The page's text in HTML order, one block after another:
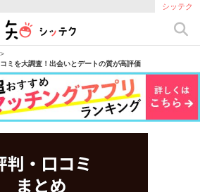
シッテク
>
ミを大調査！出会いとデートの質が高評価